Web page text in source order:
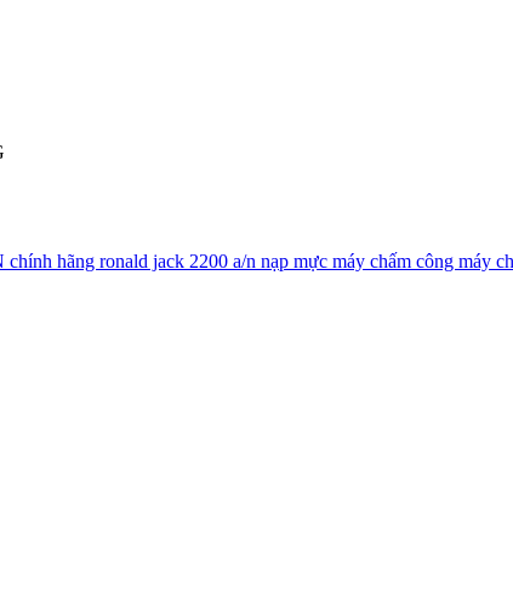
chính hãng ronald jack 2200 a/n nạp mực máy chấm công máy